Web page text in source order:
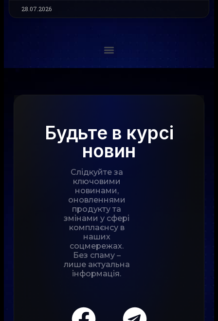
28.07.2026
Будьте в курсі
новин
Слідкуйте за
ключовими
новинами,
оновленнями
продукту та
змінами у сфері
комплаєнсу в
наших
соцмережах.
Без спаму –
лише актуальна
інформація.